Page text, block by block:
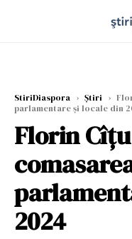
StiriDiaspora › Știri ›
parlamentare și locale din
Florin
2024